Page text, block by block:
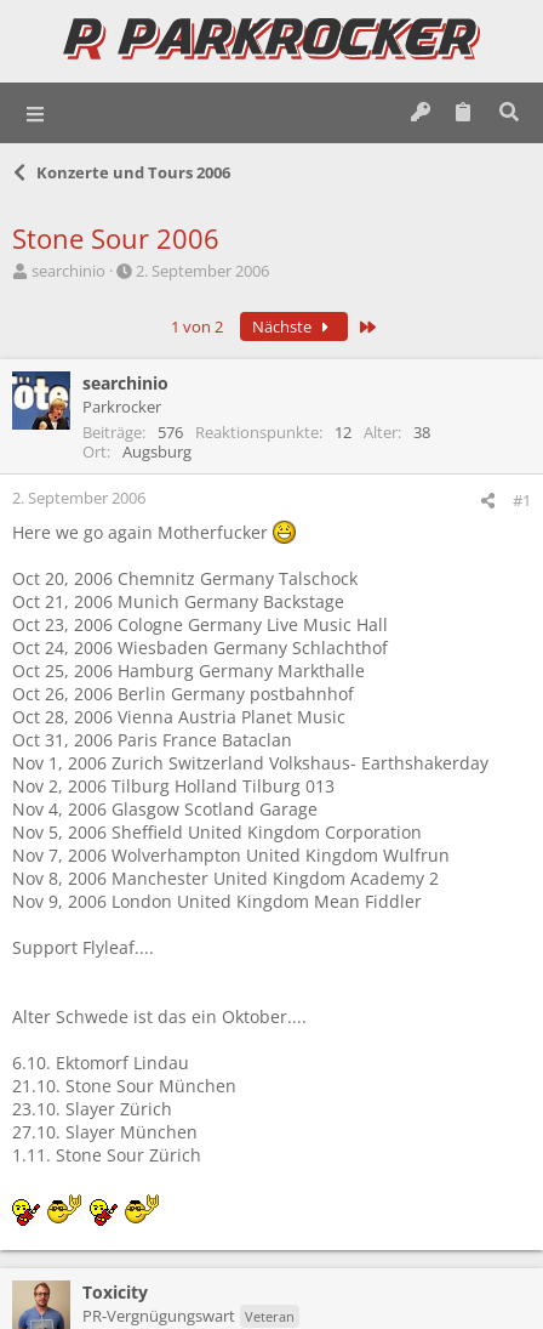
Konzerte und Tours 2006
Stone Sour 2006
E
l
l
e
searchinio
E
l
l
a
m
2. September 2006
1 von 2 Nächste
searchinio
Parkrocker
Beiträge
576 Reaktionspunkte 12 Alter
38
Ort
Augsburg
2. September 2006 #1
Here we go again Motherfucker
Oct 20, 2006 Chemnitz Germany Talschock
Oct 21, 2006 Munich Germany Backstage
Oct 23, 2006 Cologne Germany Live Music Hall
Oct 24, 2006 Wiesbaden Germany Schlachthof
Oct 25, 2006 Hamburg Germany Markthalle
Oct 26, 2006 Berlin Germany postbahnhof
Oct 28, 2006 Vienna Austria Planet Music
Oct 31, 2006 Paris France Bataclan
Nov 1, 2006 Zurich Switzerland Volkshaus- Earthshakerday
Nov 2, 2006 Tilburg Holland Tilburg 013
Nov 4, 2006 Glasgow Scotland Garage
Nov 5, 2006 Sheffield United Kingdom Corporation
Nov 7, 2006 Wolverhampton United Kingdom Wulfrun
Nov 8, 2006 Manchester United Kingdom Academy 2
Nov 9, 2006 London United Kingdom Mean Fiddler
Support Flyleaf....
Alter Schwede ist das ein Oktober....
6.10. Ektomorf Lindau
21.10. Stone Sour München
23.10. Slayer Zürich
27.10. Slayer München
1.11. Stone Sour Zürich
Toxicity
PR-Vergnügungswart Veteran